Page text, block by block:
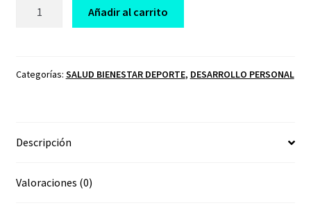
BANDLER
Añadir al carrito
Categorías: SALUD BIENESTAR DEPORTE, DESARROLLO PERSONAL
Descripción
Valoraciones (0)